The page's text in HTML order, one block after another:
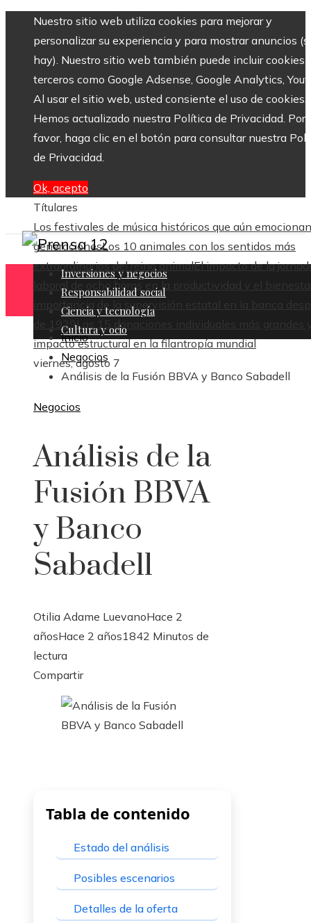
Nuestro sitio web utiliza cookies para mejorar y
personalizar su experiencia y para mostrar anuncios
hay). Nuestro sitio web también puede incluir cookies
terceros como Google Adsense, Google Analytics,
Al usar el sitio web, usted consiente el uso de cookies.
Hemos actualizado nuestra Política de Privacidad. Por
favor, haga clic en el botón para consultar nuestra
de Privacidad.
Ok, acepto
Títulares
Los festivales de música históricos que aún
generacionesLos 10 animales con los sentidos más
extraordinarios del reino animalEl impacto de la
laboral de ocho horas en la productividad y el
importancia de la supervisión estatal en la banca
de 1929Las 15 donaciones individuales más grandes
impacto estructural en la filantropía mundial
viernes, agosto 7
Inversiones y negocios
Responsabilidad social
Ciencia y tecnología
Cultura y ocio
Inicio
Negocios
Análisis de la Fusión BBVA y Banco Sabadell
Negocios
Análisis de la
Fusión BBVA
y Banco
Sabadell
Otilia Adame LuevanoHace 2
añosHace 2 años1842 Minutos de
lectura
Facebook
Twitter
LinkedIn
Pinterest
Stumbleupon
Email
Compartir
Tabla de contenido
Estado del análisis
Posibles escenarios
Detalles de la oferta